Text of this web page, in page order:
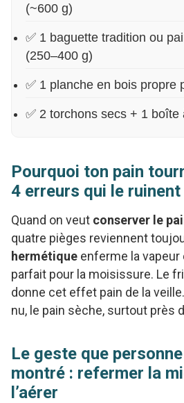
(~600 g)
✅ 1 baguette tradition ou
(250–400 g)
✅ 1 planche en bois propre
✅ 2 torchons secs + 1 boîte
Pourquoi ton pain
4 erreurs qui le ruinent
Quand on veut conserver le
quatre pièges reviennent
hermétique enferme la vapeur
parfait pour la moisissure. Le
donne cet effet pain de la
nu, le pain sèche, surtout près
Le geste que
montré : refermer la
l’aérer